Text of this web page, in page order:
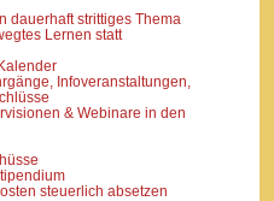
dauerhaft strittiges Thema
Lernen statt
Infoveranstaltungen,
& Webinare in den
steuerlich absetzen